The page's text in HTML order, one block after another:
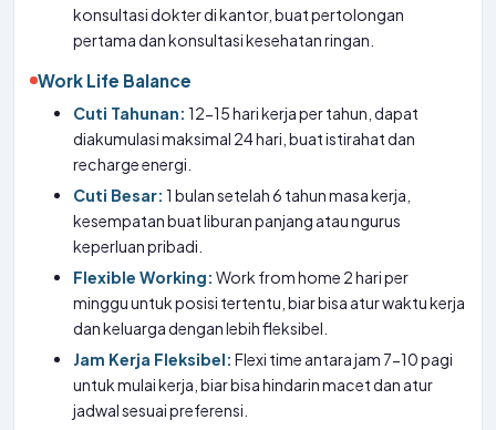
konsultasi dokter di kantor, buat pertolongan
pertama dan konsultasi kesehatan ringan.
Work Life Balance
Cuti Tahunan: 12-15 hari kerja per tahun, dapat
diakumulasi maksimal 24 hari, buat istirahat dan
recharge energi.
Cuti Besar: 1 bulan setelah 6 tahun masa kerja,
kesempatan buat liburan panjang atau ngurus
keperluan pribadi.
Flexible Working: Work from home 2 hari per
minggu untuk posisi tertentu, biar bisa atur waktu kerja
dan keluarga dengan lebih fleksibel.
Jam Kerja Fleksibel: Flexi time antara jam 7-10 pagi
untuk mulai kerja, biar bisa hindarin macet dan atur
jadwal sesuai preferensi.